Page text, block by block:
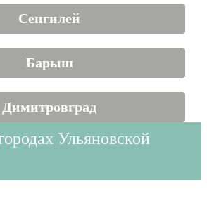
Сенгилей
Барыш
Димитровград
Ульяновской